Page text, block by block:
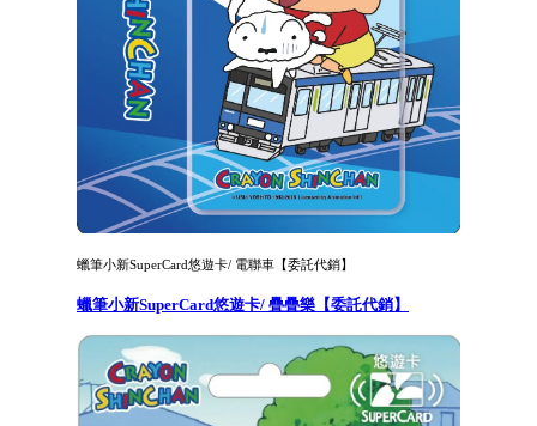
蠟筆小新SuperCard悠遊卡/ 電聯車【委託代銷】
蠟筆小新SuperCard悠遊卡/ 疊疊樂【委託代銷】